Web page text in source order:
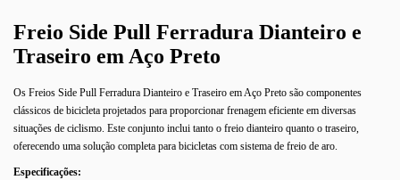
Freio Side Pull Ferradura Dianteiro e
Traseiro em Aço Preto
Os Freios Side Pull Ferradura Dianteiro e Traseiro em Aço Preto são componentes
clássicos de bicicleta projetados para proporcionar frenagem eficiente em diversas
situações de ciclismo. Este conjunto inclui tanto o freio dianteiro quanto o traseiro,
oferecendo uma solução completa para bicicletas com sistema de freio de aro.
Especificações: